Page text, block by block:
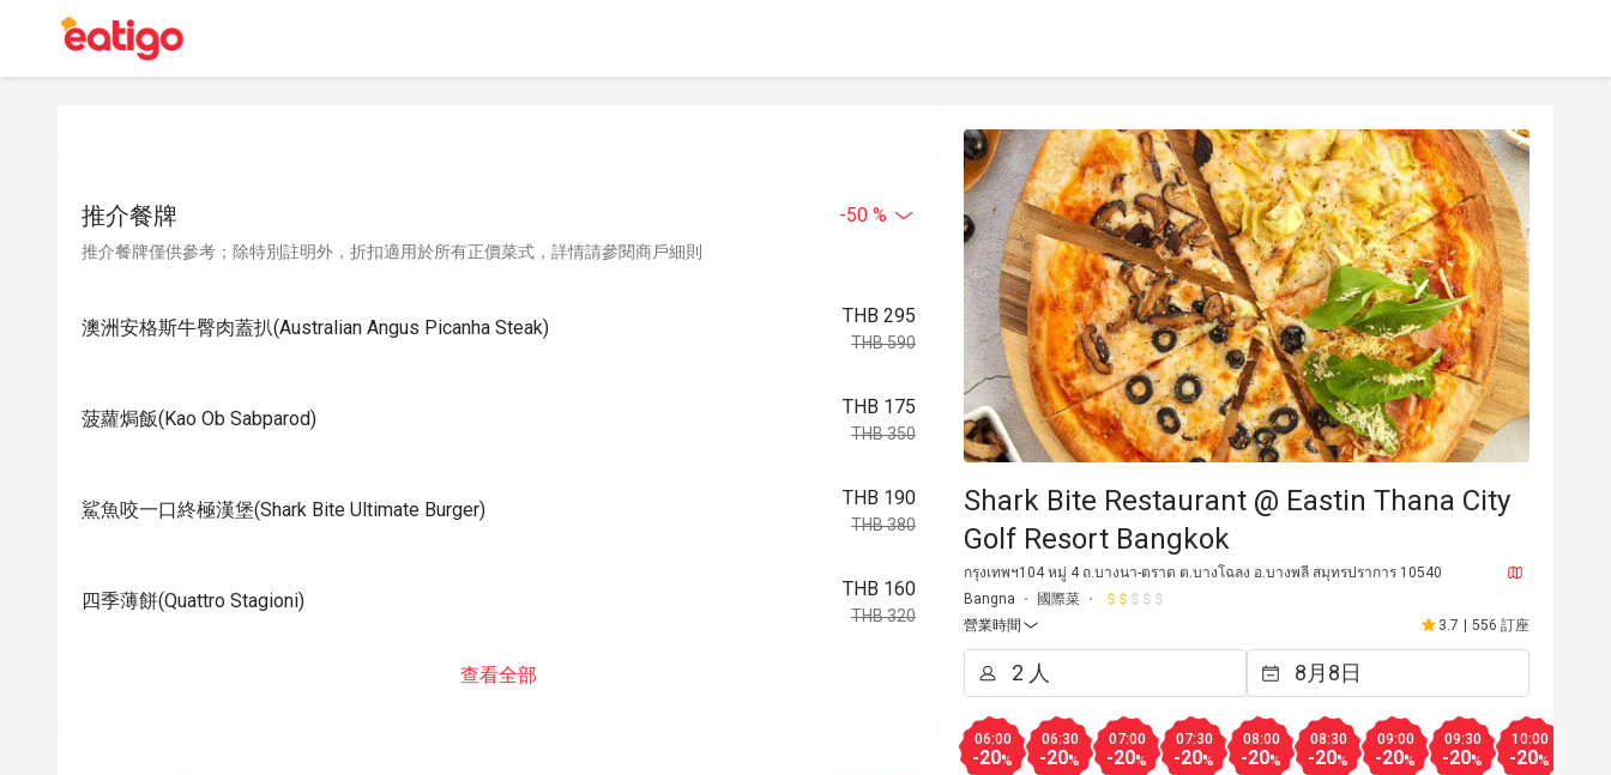
推介餐牌 -50 %
推介餐牌僅供參考；除特別註明外，折扣適用於所有正價菜式，詳情請參閱商戶細則
澳洲安格斯牛臀肉蓋扒(Australian Angus Picanha Steak)
THB 295
THB 590
菠蘿焗飯(Kao Ob Sabparod)
THB 175
THB 350
鯊魚咬一口終極漢堡(Shark Bite Ultimate Burger)
THB 190
THB 380
四季薄餅(Quattro Stagioni)
THB 160
THB 320
查看全部
Shark Bite Restaurant @ Eastin Thana City
Golf Resort Bangkok
กรุงเทพฯ104 หมู่ 4 ถ.บางนา-ตราด ต.บางโฉลง อ.บางพลี สมุทรปราการ 10540
Bangna
國際菜
營業時間
3.7 | 556 訂座
06:00
-20%
06:30
-20%
07:00
-20%
07:30
-20%
08:00
-20%
08:30
-20%
09:00
-20%
09:30
-20%
10:00
-20%